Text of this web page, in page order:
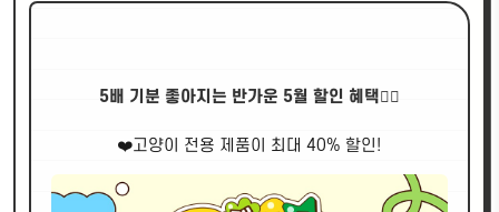
5배 기분 좋아지는 반가운 5월 할인 혜택🖐🏻
❤️고양이 전용 제품이 최대 40% 할인!